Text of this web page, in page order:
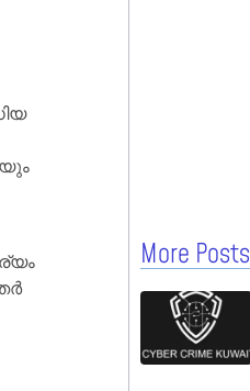
More Posts